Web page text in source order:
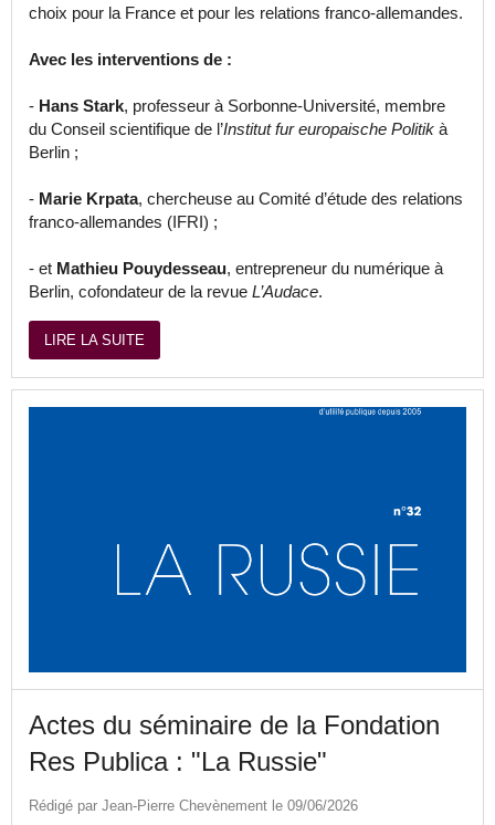
choix pour la France et pour les relations franco-allemandes.
Avec les interventions de :
- Hans Stark, professeur à Sorbonne-Université, membre
du Conseil scientifique de l’Institut fur europaische Politik à
Berlin ;
- Marie Krpata, chercheuse au Comité d’étude des relations
franco-allemandes (IFRI) ;
- et Mathieu Pouydesseau, entrepreneur du numérique à
Berlin, cofondateur de la revue L’Audace.
LIRE LA SUITE
Actes du séminaire de la Fondation
Res Publica : "La Russie"
Rédigé par Jean-Pierre Chevènement le 09/06/2026